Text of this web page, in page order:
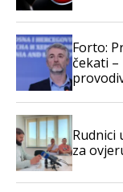
Forto:
čekati
Rudnici
za